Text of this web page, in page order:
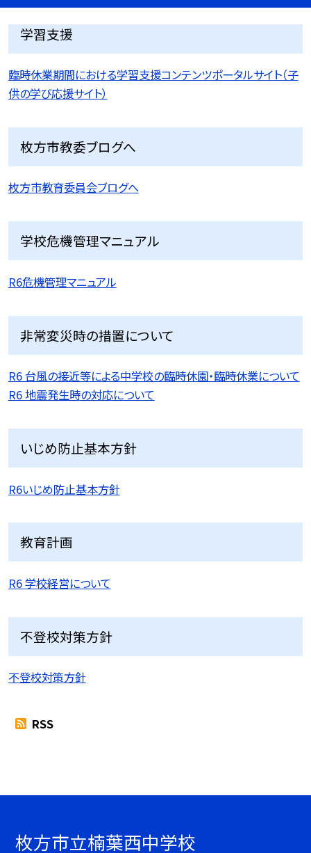
学習支援
臨時休業期間における学習支援コンテンツポータルサイト（子
供の学び応援サイト）
枚方市教委ブログへ
枚方市教育委員会ブログへ
学校危機管理マニュアル
R6危機管理マニュアル
非常変災時の措置について
R6 台風の接近等による中学校の臨時休園・臨時休業について
R6 地震発生時の対応について
いじめ防止基本方針
R6いじめ防止基本方針
教育計画
R6 学校経営について
不登校対策方針
不登校対策方針
RSS
枚方市立楠葉西中学校